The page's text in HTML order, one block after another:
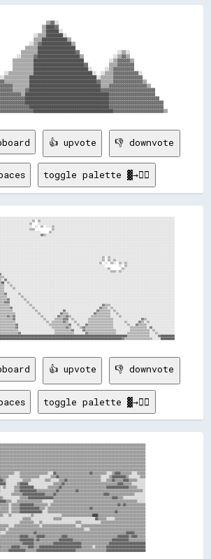
▒▒▓▓░░
▒▒████▓▓
▒▒██████░░
░░▒▒▒▒████████░░
░░▒▒▓▓██████████████▒▒
▒▒▒▒▒▒▒▒██████████████████▓▓                  ░░▒▒░░
░░▒▒▒▒▒▒▓▓████████████████████▒▒              ░░▒▒▓▓▒▒
▒▒▒▒▒▒▒▒▒▒████████████████████████            ░░▒▒▓▓▓▓▓▓▒▒
▒▒▒▒▒▒▒▒▒▒████████████████████████▓▓          ▒▒▒▒▓▓▓▓▓▓▓▓
▒▒▒▒▒▒▒▒▒▒██████████████████████████░░      ░░▒▒▓▓▓▓▓▓▓▓▓▓
░░▒▒▒▒▒▒▒▒▒▒▒▒████████████████████████████░░  ░░▒▒▒▒▓▓▓▓▓▓▓▓▓▓▓▓░░
👍 upvote 👎 downvote
toggle palette ▓→✊🏽
👍 upvote 👎 downvote
toggle palette ▓→✊🏽